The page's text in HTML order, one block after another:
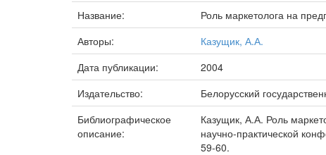
Название:
Роль маркетолога на
Авторы:
Казущик, А.А.
Дата публикации:
2004
Издательство:
Белорусский
Библиографическое
описание:
Казущик, А.А. Роль
научно-практической
59-60.